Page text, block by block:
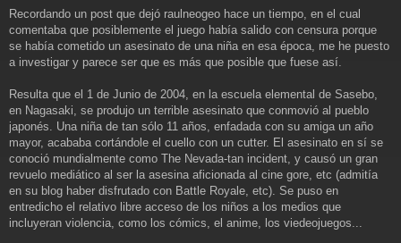
n
s
a
j
Recordando un post que dejó raulneogeo hace un tiempo, en el cual
comentaba que posiblemente el juego había salido con censura porque
se había cometido un asesinato de una niña en esa época, me he puesto
a investigar y parece ser que es más que posible que fuese así.
Resulta que el 1 de Junio de 2004, en la escuela elemental de Sasebo,
en Nagasaki, se produjo un terrible asesinato que conmovió al pueblo
japonés. Una niña de tan sólo 11 años, enfadada con su amiga un año
mayor, acababa cortándole el cuello con un cutter. El asesinato en sí se
conoció mundialmente como The Nevada-tan incident, y causó un gran
revuelo mediático al ser la asesina aficionada al cine gore, etc (admitía
en su blog haber disfrutado con Battle Royale, etc). Se puso en
entredicho el relativo libre acceso de los niños a los medios que
incluyeran violencia, como los cómics, el anime, los viedeojuegos...